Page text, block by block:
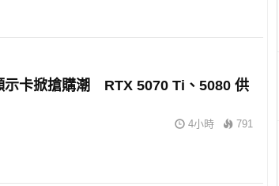
示卡掀搶購潮 RTX 5070 Ti、5080 供
4小時 791